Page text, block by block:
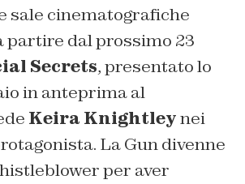
sale cinematografiche
partire dal prossimo 23
Secrets, presentato lo
in anteprima al
Keira Knightleynei
La Gun divenne
per aver